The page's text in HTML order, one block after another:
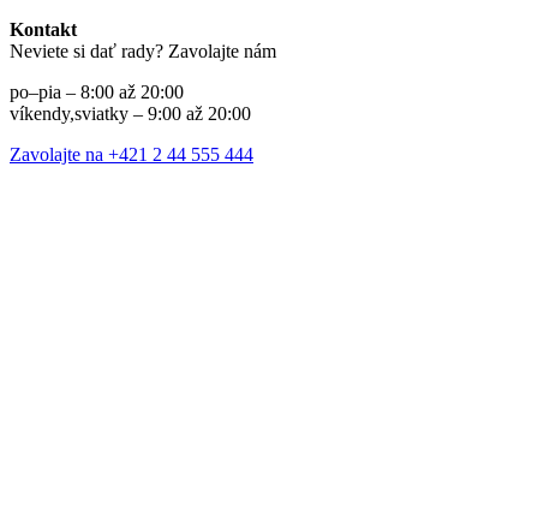
Kontakt
Neviete si dať rady? Zavolajte nám
po–pia – 8:00 až 20:00
víkendy,sviatky – 9:00 až 20:00
Zavolajte na +421 2 44 555 444